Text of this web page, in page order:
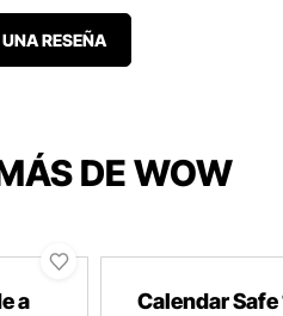
RESEÑA
DE WOW
a
Calendar Safe